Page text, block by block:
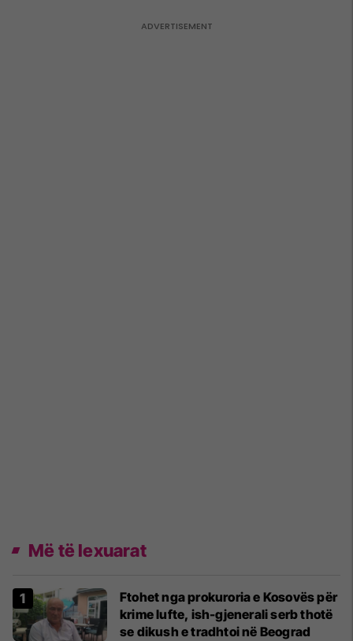
Më të lexuarat
Ftohet nga prokuroria e Kosovës për
krime lufte, ish-gjenerali serb thotë
se dikush e tradhtoi në Beograd